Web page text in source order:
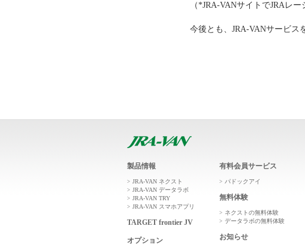
（*JRA-VANサイトでJRAレ
今後とも、JRA-VANサービス
製品情報
JRA-VAN ネクスト
JRA-VAN データラボ
JRA-VAN TRY
JRA-VAN スマホアプリ
TARGET frontier JV
オプション
有料会員サービス
パドックアイ
無料体験
ネクストの無料体験
データラボの無料体験
お知らせ